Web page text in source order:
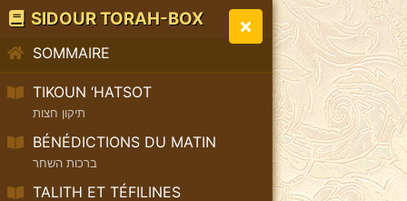
SIDOUR TORAH-BOX
SOMMAIRE
TIKOUN ‘HATSOT
תיקון חצות
BÉNÉDICTIONS DU MATIN
ברכות השחר
TALITH ET TÉFILINES